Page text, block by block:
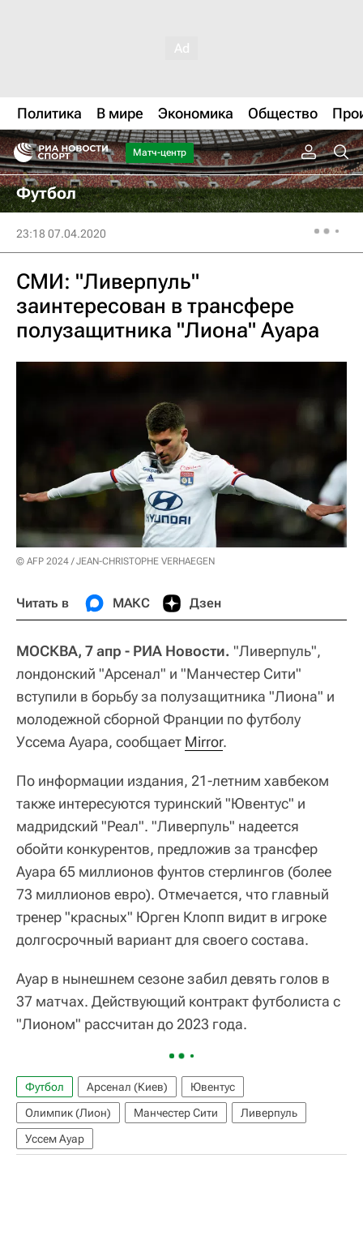
Политика В мире Экономика Общество
Матч-центр
Футбол
23:18 07.04.2020
СМИ: "Ливерпуль"
заинтересован в трансфере
полузащитника "Лиона" Ауара
© AFP 2024 / JEAN-CHRISTOPHE VERHAEGEN
Читать в МАКС Дзен
МОСКВА, 7 апр - РИА Новости. "Ливерпуль",
лондонский "Арсенал" и "Манчестер Сити"
вступили в борьбу за полузащитника "Лиона" и
молодежной сборной Франции по футболу
Уссема Ауара, сообщает Mirror.
По информации издания, 21-летним хавбеком
также интересуются туринский "Ювентус" и
мадридский "Реал". "Ливерпуль" надеется
обойти конкурентов, предложив за трансфер
Ауара 65 миллионов фунтов стерлингов (более
73 миллионов евро). Отмечается, что главный
тренер "красных" Юрген Клопп видит в игроке
долгосрочный вариант для своего состава.
Ауар в нынешнем сезоне забил девять голов в
37 матчах. Действующий контракт футболиста с
"Лионом" рассчитан до 2023 года.
Футбол Арсенал (Киев)
Ювентус
Олимпик (Лион)
Манчестер Сити
Ливерпуль
Уссем Ауар